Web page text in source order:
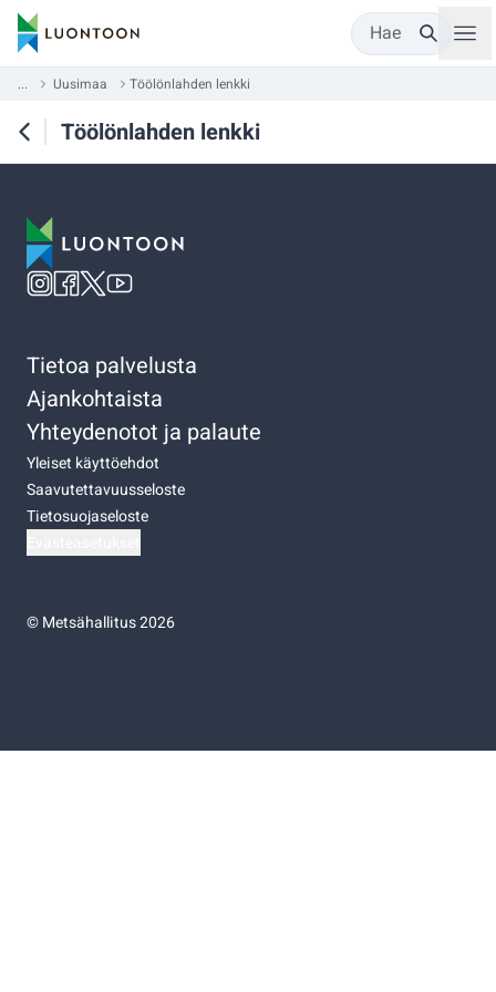
Hae
... Uusimaa Töölönlahden lenkki
Töölönlahden lenkki
Tietoa palvelusta
Ajankohtaista
Yhteydenotot ja palaute
Yleiset käyttöehdot
Saavutettavuusseloste
Tietosuojaseloste
©Metsähallitus 2026